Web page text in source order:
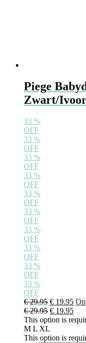
Piege
Zwart/
33 %
OFF
33 %
OFF
33 %
OFF
33 %
OFF
33 %
OFF
33 %
OFF
33 %
OFF
33 %
OFF
33 %
OFF
33 %
OFF
€29.95 € 19.95
€29.95 € 19.95
This option is
M L XL
This option is